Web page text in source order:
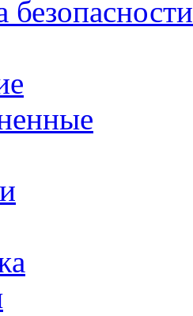
безопасности